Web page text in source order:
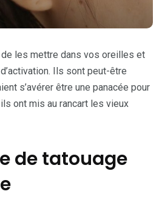
les mettre dans vos oreilles et
Ils sont peut-être
s’avérer être une panacée pour
ont mis au rancart les vieux
de tatouage